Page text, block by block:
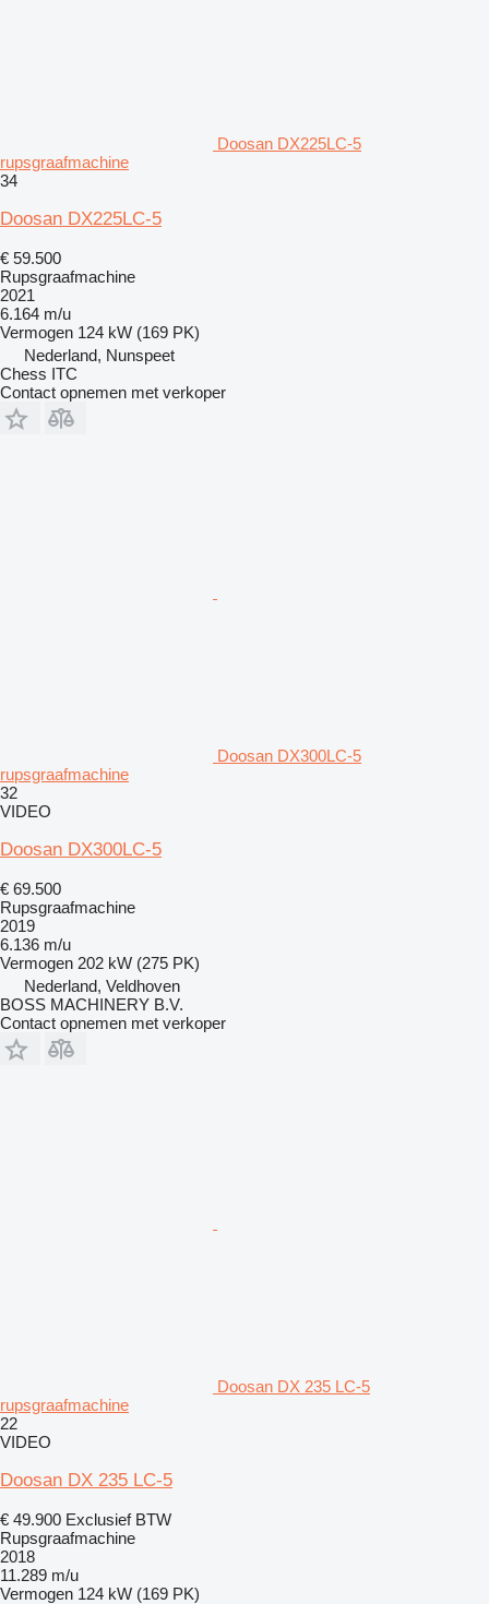
Doosan DX225LC-5
rupsgraafmachine
34
Doosan DX225LC-5
€ 59.500
Rupsgraafmachine
2021
6.164 m/u
Vermogen 124 kW (169 PK)
Nederland, Nunspeet
Chess ITC
Contact opnemen met verkoper
Doosan DX300LC-5
rupsgraafmachine
32
VIDEO
Doosan DX300LC-5
€ 69.500
Rupsgraafmachine
2019
6.136 m/u
Vermogen 202 kW (275 PK)
Nederland, Veldhoven
BOSS MACHINERY B.V.
Contact opnemen met verkoper
Doosan DX 235 LC-5
rupsgraafmachine
22
VIDEO
Doosan DX 235 LC-5
€ 49.900 Exclusief BTW
Rupsgraafmachine
2018
11.289 m/u
Vermogen 124 kW (169 PK)